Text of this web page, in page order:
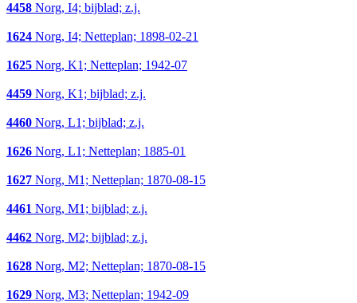
4458 Norg, I4; bijblad; z.j.
1624 Norg, I4; Netteplan; 1898-02-21
1625 Norg, K1; Netteplan; 1942-07
4459 Norg, K1; bijblad; z.j.
4460 Norg, L1; bijblad; z.j.
1626 Norg, L1; Netteplan; 1885-01
1627 Norg, M1; Netteplan; 1870-08-15
4461 Norg, M1; bijblad; z.j.
4462 Norg, M2; bijblad; z.j.
1628 Norg, M2; Netteplan; 1870-08-15
1629 Norg, M3; Netteplan; 1942-09